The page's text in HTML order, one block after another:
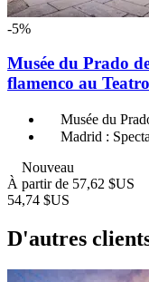
-5%
Musée du Prado
flamenco au
Musée du
Madrid :
Nouveau
À partir de 57,62 $US
54,74 $US
D'autres